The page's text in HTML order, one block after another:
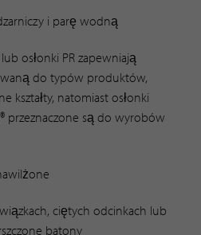
i parę wodną
osłonki PR zapewniają
do typów produktów,
kształty, natomiast osłonki
przeznaczone są do wyrobów
ciętych odcinkach lub
batony